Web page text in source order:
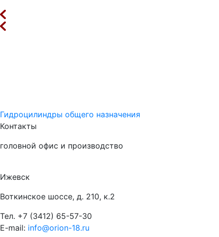
Гидроцилиндры общего назначения
Контакты
головной офис и производство
Ижевск
Воткинское шоссе, д. 210, к.2
Тел. +7 (3412) 65-57-30
E-mail: info@orion-18.ru